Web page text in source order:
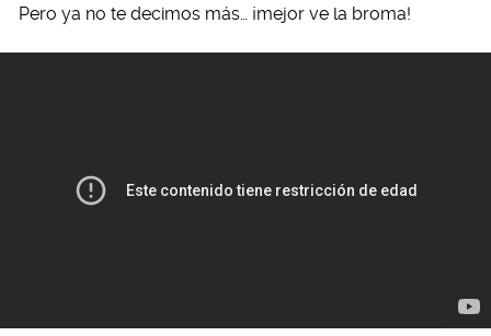
Pero ya no te decimos más… ¡mejor ve la broma!